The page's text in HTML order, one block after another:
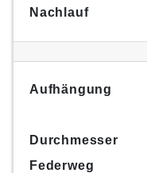
Nachlauf
Aufhängung
Durchmesser
Federweg